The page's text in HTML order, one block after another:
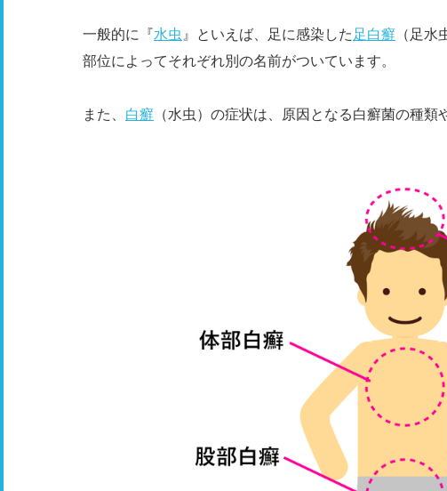
一般的に『水虫 』といえば、足に感染した 足白癬 （足
部位によってそれぞれ別の名前がついています。
また、 白癬 （水虫）の症状は、原因となる白癬菌の種類